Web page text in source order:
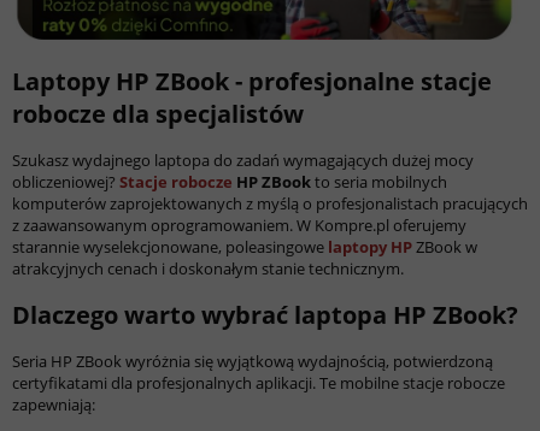
Laptopy HP ZBook - profesjonalne stacje
robocze dla specjalistów
Szukasz wydajnego laptopa do zadań wymagających dużej mocy
obliczeniowej? Stacje robocze HP ZBookto seria mobilnych
komputerów zaprojektowanych z myślą o profesjonalistach pracujących
z zaawansowanym oprogramowaniem. W Kompre.pl oferujemy
starannie wyselekcjonowane, poleasingowe laptopy HPZBook w
atrakcyjnych cenach i doskonałym stanie technicznym.
Dlaczego warto wybrać laptopa HP ZBook?
Seria HP ZBook wyróżnia się wyjątkową wydajnością, potwierdzoną
certyfikatami dla profesjonalnych aplikacji. Te mobilne stacje robocze
zapewniają: